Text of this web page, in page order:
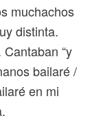
muchachos
distinta.
“y
bailaré /
en mi